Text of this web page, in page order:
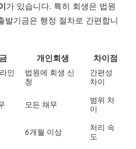
가 있습니다. 특히 회생은 법원
발기금은 행정 절차로 간편합니
개인회생 차이점
인
법원에 회생 신
청
간편성
차이
모든 채무
범위 차
이
6개월 이상
처리 속
도